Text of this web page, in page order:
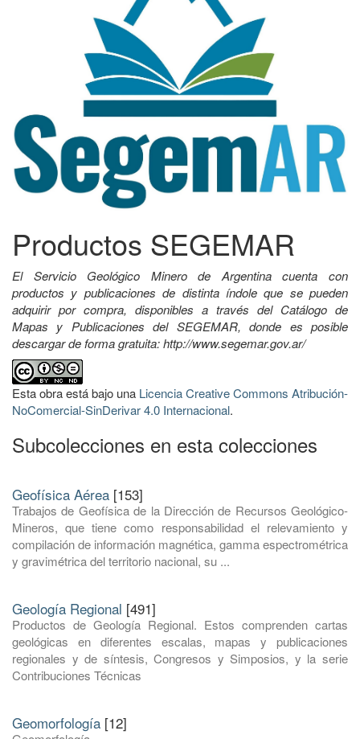
Productos SEGEMAR
El Servicio Geológico Minero de Argentina cuenta con
productos y publicaciones de distinta índole que se pueden
adquirir por compra, disponibles a través del Catálogo de
Mapas y Publicaciones del SEGEMAR, donde es posible
descargar de forma gratuita: http://www.segemar.gov.ar/
Esta obra está bajo una Licencia Creative Commons Atribución-
NoComercial-SinDerivar 4.0 Internacional.
Subcolecciones en esta colecciones
Geofísica Aérea [153]
Trabajos de Geofísica de la Dirección de Recursos Geológico-
Mineros, que tiene como responsabilidad el relevamiento y
compilación de información magnética, gamma espectrométrica
y gravimétrica del territorio nacional, su ...
Geología Regional [491]
Productos de Geología Regional. Estos comprenden cartas
geológicas en diferentes escalas, mapas y publicaciones
regionales y de síntesis, Congresos y Simposios, y la serie
Contribuciones Técnicas
Geomorfología [12]